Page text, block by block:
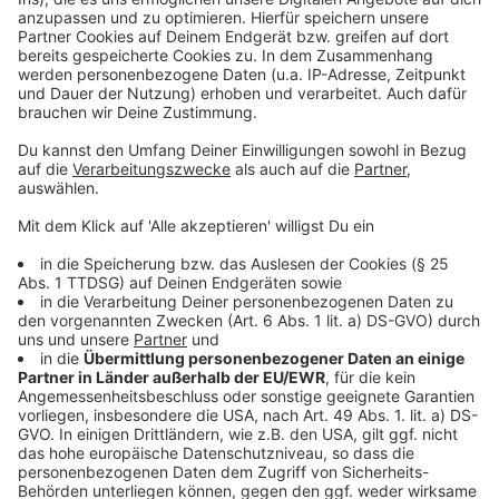
Drittanbieters, um Videoinhalte
einzubetten. Dieser Service kann
Daten zu Ihren Aktivitäten
sammeln. Bitte lesen Sie die
Details durch und stimmen Sie der
Nutzung des Service zu, um dieses
Video anzusehen.
Akzeptieren
powered byUsercentrics Consent
Management Platform
Es geht weiter mit einem Sommerhit, diesmal aus dem
Hause YouNotUs. Sie haben sich mit Louis III
zusammengetan. Dabei herausgekommen ist "Samba".
Anzeige